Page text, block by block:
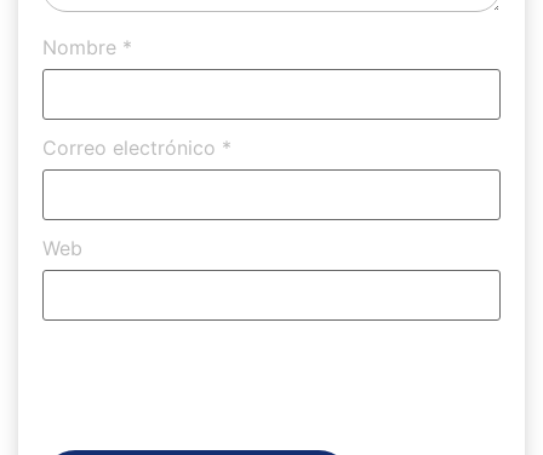
Nombre *
Correo electrónico *
Web